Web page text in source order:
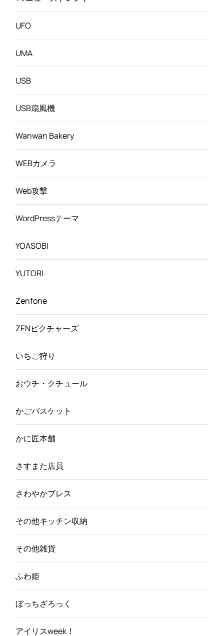
UFO
UMA
USB
USB扇風機
Wanwan Bakery
WEBカメラ
Web攻撃
WordPressテーマ
YOASOBI
YUTORI
Zenfone
ZENピクチャーズ
いちご狩り
おウチ・クチュール
かごバスケット
かに匠本舗
さすまた店員
さわやかブレス
その他キッチン収納
その他雑貨
ふわ姫
ぼっちざろっく
アイリスweek！